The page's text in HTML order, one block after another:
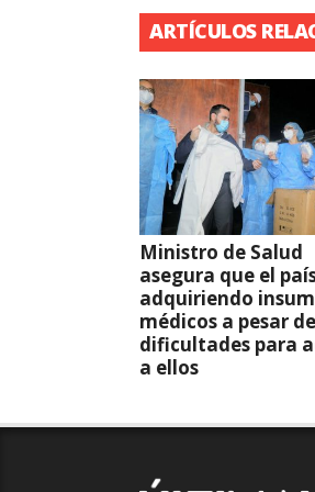
ARTÍCULOS
Ministro de Salud
asegura que el
adquiriendo
médicos a pesar
dificultades para
a ellos